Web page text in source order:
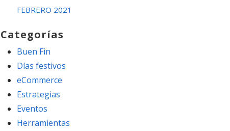
FEBRERO 2021
Categorías
Buen Fin
Días festivos
eCommerce
Estrategias
Eventos
Herramientas